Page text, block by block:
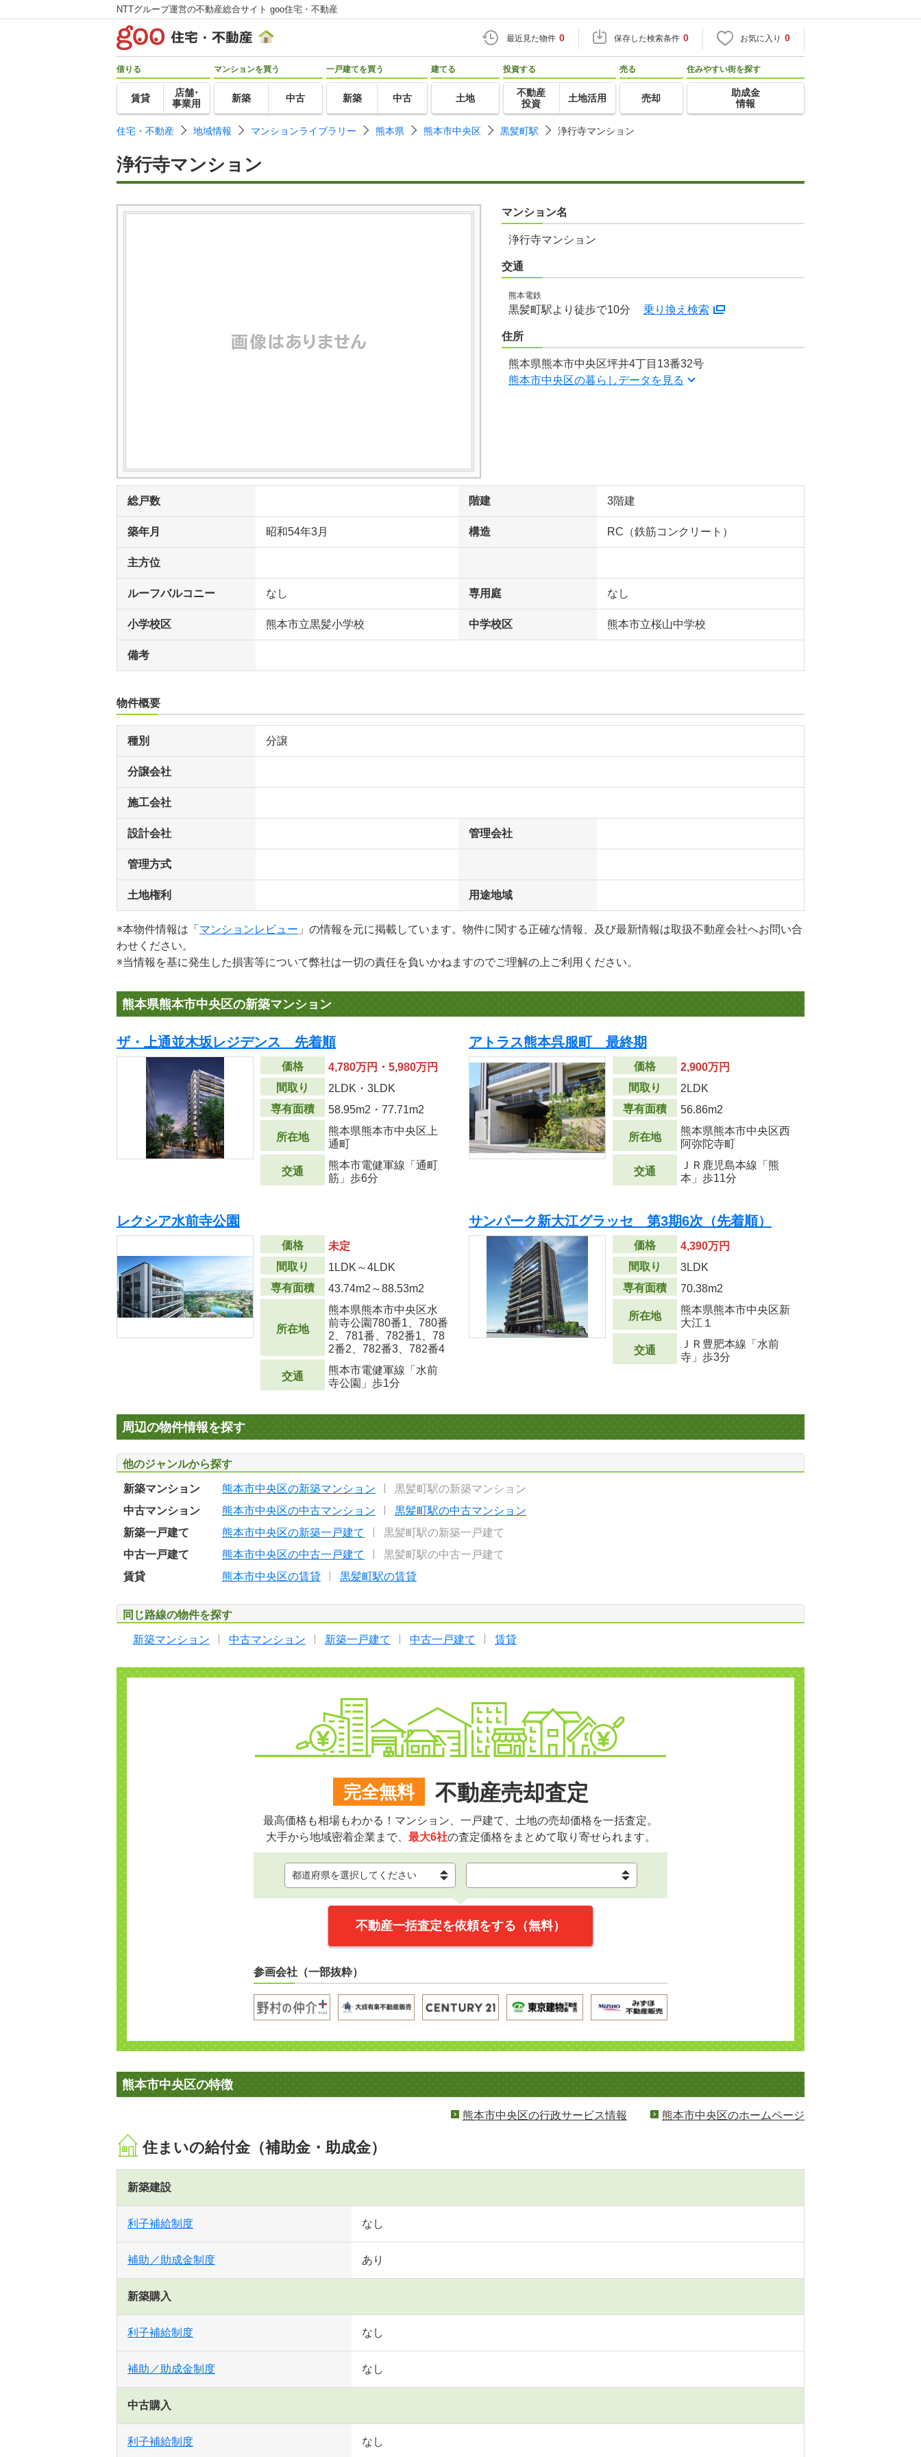
NTTグループ運営の不動産総合サイト goo住宅・不動産
最近見た物件 0 保存した検索条件 0 お気に入り 0
借りる
賃貸
店舗･
事業用
マンションを買う
新築 中古
一戸建てを買う
新築 中古
建てる
土地
投資する
不動産
投資
土地活用
売る
売却
住みやすい街を探す
助成金
情報
住宅・不動産 地域情報 マンションライブラリー 熊本県 熊本市中央区 黒髪町駅 浄行寺マンション
浄行寺マンション
マンション名
浄行寺マンション
交通
熊本電鉄
黒髪町駅より徒歩で10分 乗り換え検索
住所
熊本県熊本市中央区坪井4丁目13番32号
熊本市中央区の暮らしデータを見る
総戸数 階建 3階建
築年月 昭和54年3月 構造 RC（鉄筋コンクリート）
主方位
ルーフバルコニー なし 専用庭 なし
小学校区 熊本市立黒髪小学校 中学校区 熊本市立桜山中学校
備考
物件概要
種別 分譲
分譲会社
施工会社
設計会社 管理会社
管理方式
土地権利 用途地域
※本物件情報は「 マンションレビュー 」の情報を元に掲載しています。物件に関する正確な情報、及び最新情報は取扱不動産会社へお問い合
わせください。
※当情報を基に発生した損害等について弊社は一切の責任を負いかねますのでご理解の上ご利用ください。
熊本県熊本市中央区の新築マンション
ザ・上通並木坂レジデンス 先着順
価格
4,780万円・5,980万円
間取り
2LDK・3LDK
専有面積
58.95m2 ・77.71m2
所在地
熊本県熊本市中央区上
通町
交通
熊本市電健軍線「通町
筋」歩6分
アトラス熊本呉服町 最終期
価格
2,900万円
間取り
2LDK
専有面積
56.86m2
所在地
熊本県熊本市中央区西
阿弥陀寺町
交通
ＪＲ鹿児島本線「熊
本」歩11分
レクシア水前寺公園
価格
未定
間取り
1LDK～4LDK
専有面積
43.74m2 ～88.53m2
所在地
熊本県熊本市中央区水
前寺公園780番1、780番
2、781番、782番1、78
2番2、782番3、782番4
交通
熊本市電健軍線「水前
寺公園」歩1分
サンパーク新大江グラッセ 第3期6次（先着順）
価格
4,390万円
間取り
3LDK
専有面積
70.38m2
所在地
熊本県熊本市中央区新
大江１
交通
ＪＲ豊肥本線「水前
寺」歩3分
周辺の物件情報を探す
他のジャンルから探す
新築マンション 熊本市中央区の新築マンション
黒髪町駅の新築マンション
中古マンション
熊本市中央区の中古マンション
黒髪町駅の中古マンション
新築一戸建て
熊本市中央区の新築一戸建て
黒髪町駅の新築一戸建て
中古一戸建て
熊本市中央区の中古一戸建て
黒髪町駅の中古一戸建て
賃貸
熊本市中央区の賃貸 黒髪町駅の賃貸
同じ路線の物件を探す
新築マンション 中古マンション 新築一戸建て 中古一戸建て 賃貸
完全無料 不動産売却査定
最高価格も相場もわかる！マンション、一戸建て、土地の売却価格を一括査定。
大手から地域密着企業まで、 最大6社の査定価格をまとめて取り寄せられます。
不動産一括査定を依頼をする（無料）
参画会社（一部抜粋）
熊本市中央区の特徴
熊本市中央区の行政サービス情報 熊本市中央区のホームページ
住まいの給付金（補助金・助成金）
新築建設
利子補給制度 なし
補助／助成金制度 あり
新築購入
利子補給制度 なし
補助／助成金制度 なし
中古購入
利子補給制度 なし